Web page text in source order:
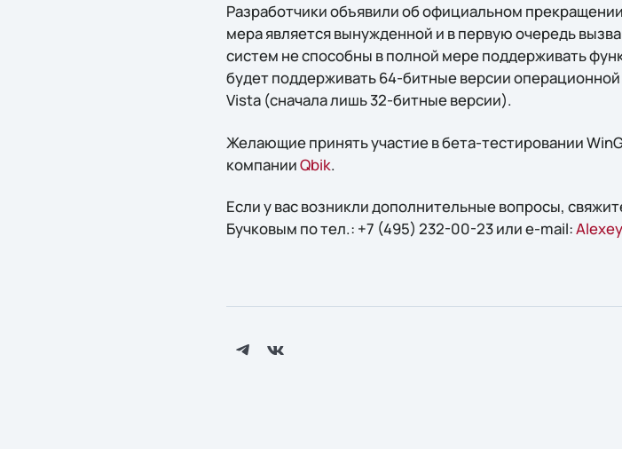
Разработчики объявили об официальном
мера является вынужденной и в первую очередь
систем не способны в полной мере поддерживать
будет поддерживать 64-битные версии
Vista (сначала лишь 32-битные версии).
Желающие принять участие в бета-тестировании
компанииQbik.
Если у вас возникли дополнительные вопросы,
Бучковым по тел.: +7 (495) 232-00-23 или e-mail: